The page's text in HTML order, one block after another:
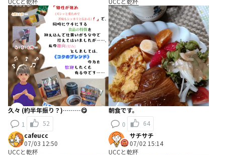
久々 (約半年振り？)………😋
1
52
朝食です。
0
64
cafeucc
07/03 12:50
UCCと乾杯
サチサチ
07/02 15:14
UCCと乾杯